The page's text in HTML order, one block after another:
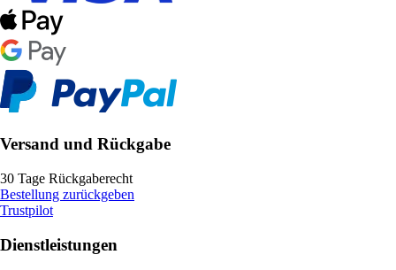
Versand und Rückgabe
30 Tage Rückgaberecht
Bestellung zurückgeben
Trustpilot
Dienstleistungen